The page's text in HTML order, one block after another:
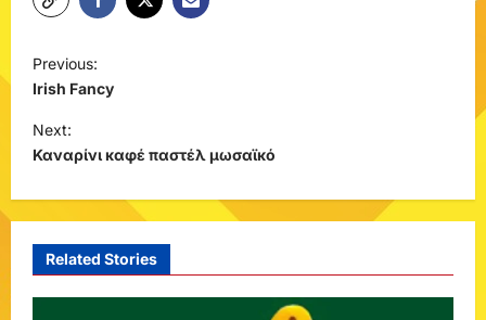
P
o
s
t
a
v
Previous:
Irish Fancy
Next:
Καναρίνι καφέ παστέλ μωσαϊκό
Related Stories